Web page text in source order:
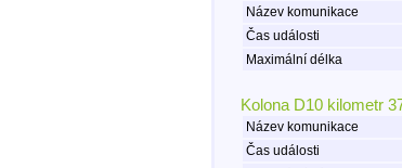
Název komunikace
Čas události
Maximální délka
Kolona D10 kilometr
Název komunikace
Čas události